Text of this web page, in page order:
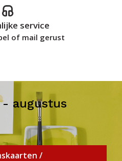
service
of mail gerust
augustus
/